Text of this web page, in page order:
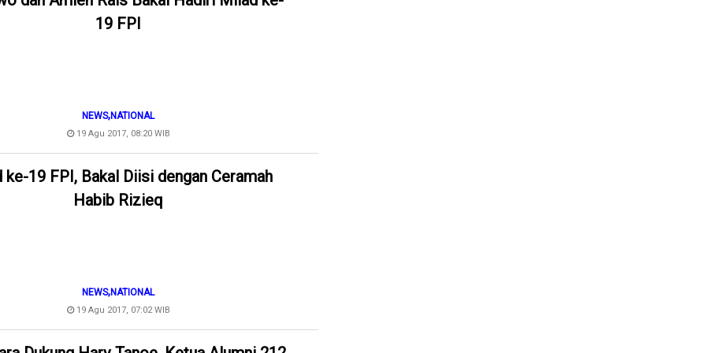
19 FPI
NEWS,NATIONAL
19 Agu 2017, 08:20 WIB
ke-19 FPI, Bakal Diisi dengan Ceramah
Habib Rizieq
NEWS,NATIONAL
19 Agu 2017, 07:02 WIB